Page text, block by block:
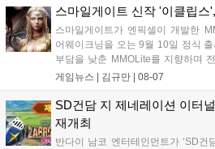
오프라인 연계 프로그램을 순차적으
나설 계획이다....
스마일게이트 신작 '이클립스
스마일게이트가 엔픽셀이 개발한
어웨이크닝을 오는 9월 10일 정식
부담을 낮춘 MMOLite를 지향하며
특징으로 합니다. 현재 공식 홈페이
니다. 또한 카카오톡 채널 추가 시
킨, 경품 이벤트 등 풍성한 혜택을
으고 있습니다....
게임뉴스 | 김규만 08-07
SD건담 지 제네레이션 이터
재개최
반다이 남코 엔터테인먼트가 ‘SD건